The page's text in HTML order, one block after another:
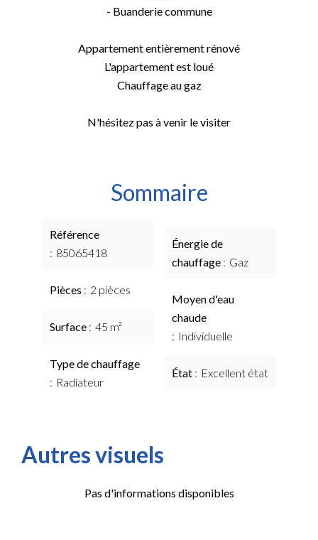
- Buanderie commune
Appartement entièrement rénové
L'appartement est loué
Chauffage au gaz
N'hésitez pas à venir le visiter
Sommaire
Référence
85065418
Pièces 2 pièces
Surface 45 m²
Type de chauffage
Radiateur
Énergie de
chauffage
Gaz
Moyen d'eau
chaude
Individuelle
État Excellent état
Autres visuels
Pas d'informations disponibles